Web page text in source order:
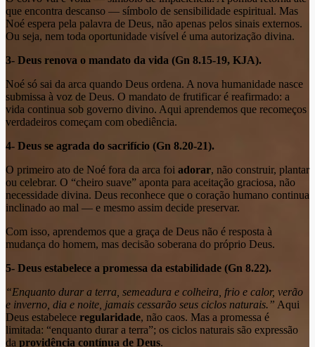
que encontra descanso — símbolo de sensibilidade espiritual. Mas
Noé espera pela palavra de Deus, não apenas pelos sinais externos.
Ou seja, nem toda oportunidade visível é uma autorização divina.
3- Deus renova o mandato da vida (Gn 8.15-19, KJA).
Noé só sai da arca quando Deus ordena. A nova humanidade nasce
submissa à voz de Deus. O mandato de frutificar é reafirmado: a
vida continua sob governo divino. Aqui aprendemos que recomeços
verdadeiros começam com obediência.
4- Deus se agrada do sacrifício (Gn 8.20-21).
O primeiro ato de Noé fora da arca foi adorar, não construir, plantar
ou celebrar. O “cheiro suave” aponta para aceitação graciosa, não
necessidade divina. Deus reconhece que o coração humano continua
inclinado ao mal — e mesmo assim decide preservar.
Com isso, aprendemos que a graça de Deus não é resposta à
mudança do homem, mas decisão soberana do próprio Deus.
5- Deus estabelece a promessa da estabilidade (Gn 8.22).
“Enquanto durar a terra, semeadura e colheira, frio e calor, verão
e inverno, dia e noite, jamais cessarão seus ciclos naturais.” Aqui
Deus estabelece regularidade, não caos. Mas a promessa é
limitada: “enquanto durar a terra”; os ciclos naturais são expressão
da providência contínua de Deus.